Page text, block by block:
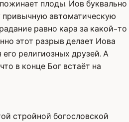
плоды. Иов буквально
привычную автоматическую
равно кара за какой-то
этот разрыв делает Иова
религиозных друзей. А
в конце Бог встаёт на
стройной богословской